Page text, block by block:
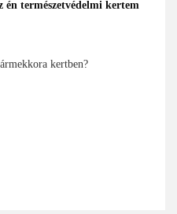
természetvédelmi kertem
kertben?